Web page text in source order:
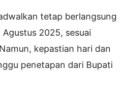
tetap berlangsung
2025, sesuai
kepastian hari dan
penetapan dari Bupati